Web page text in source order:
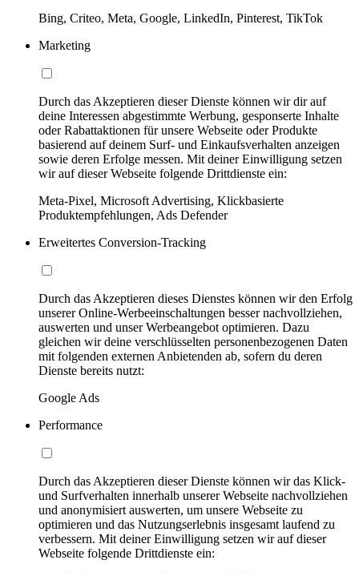
Bing, Criteo, Meta, Google, LinkedIn, Pinterest, TikTok
Marketing
Durch das Akzeptieren dieser Dienste können wir dir auf
deine Interessen abgestimmte Werbung, gesponserte Inhalte
oder Rabattaktionen für unsere Webseite oder Produkte
basierend auf deinem Surf- und Einkaufsverhalten anzeigen
sowie deren Erfolge messen. Mit deiner Einwilligung setzen
wir auf dieser Webseite folgende Drittdienste ein:
Meta-Pixel, Microsoft Advertising, Klickbasierte
Produktempfehlungen, Ads Defender
Erweitertes Conversion-Tracking
Durch das Akzeptieren dieses Dienstes können wir den Erfolg
unserer Online-Werbeeinschaltungen besser nachvollziehen,
auswerten und unser Werbeangebot optimieren. Dazu
gleichen wir deine verschlüsselten personenbezogenen Daten
mit folgenden externen Anbietenden ab, sofern du deren
Dienste bereits nutzt:
Google Ads
Performance
Durch das Akzeptieren dieser Dienste können wir das Klick-
und Surfverhalten innerhalb unserer Webseite nachvollziehen
und anonymisiert auswerten, um unsere Webseite zu
optimieren und das Nutzungserlebnis insgesamt laufend zu
verbessern. Mit deiner Einwilligung setzen wir auf dieser
Webseite folgende Drittdienste ein: